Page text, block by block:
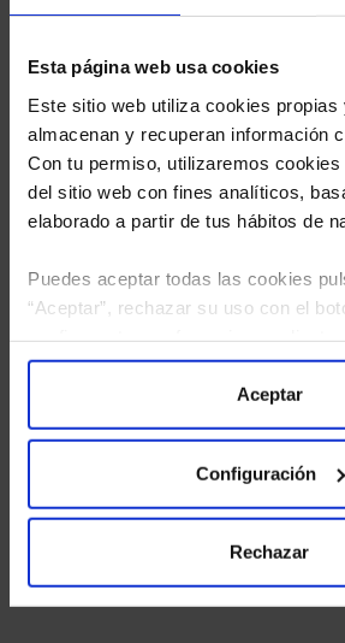
Esta página web usa cookies
Este sitio web utiliza cookies propias
almacenan y recuperan información
Con tu permiso, utilizaremos
del sitio web con fines analíticos,
elaborado a partir de tus hábitos de
Puedes aceptar todas las cookies
“Aceptar”, rechazar su uso con el
“Configuración”. Consulta nuestra
para más información.
Aceptar
Configuración
Rechazar
He leídola política de privacidady